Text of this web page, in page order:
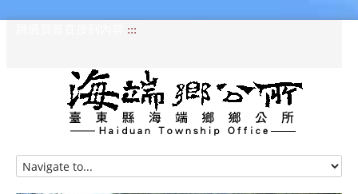
:::
HOME